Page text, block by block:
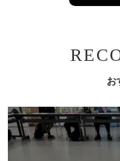
お